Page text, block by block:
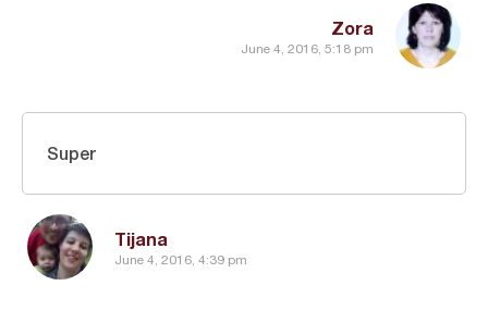
Zora
June 4, 2016, 5:18 pm
Tijana
June 4, 2016, 4:39 pm
Super